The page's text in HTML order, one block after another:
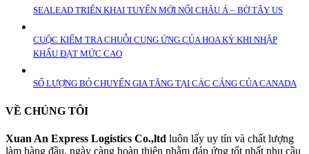
SEALEAD TRIỂN KHAI TUYẾN MỚI NỐI CHÂU Á – BỜ TÂY US
CUỘC KIỂM TRA CHUỖI CUNG ỨNG CỦA HOA KỲ KHI NHẬP
KHẨU ĐẠT MỨC CAO
SỐ LƯỢNG BỎ CHUYẾN GIA TĂNG TẠI CÁC CẢNG CỦA CANADA
VỀ CHÚNG TÔI
Xuan An Express Logistics Co.,ltd luôn lấy uy tín và chất lượng
làm hàng đầu, ngày càng hoàn thiện nhằm đáp ứng tốt nhất nhu cầu